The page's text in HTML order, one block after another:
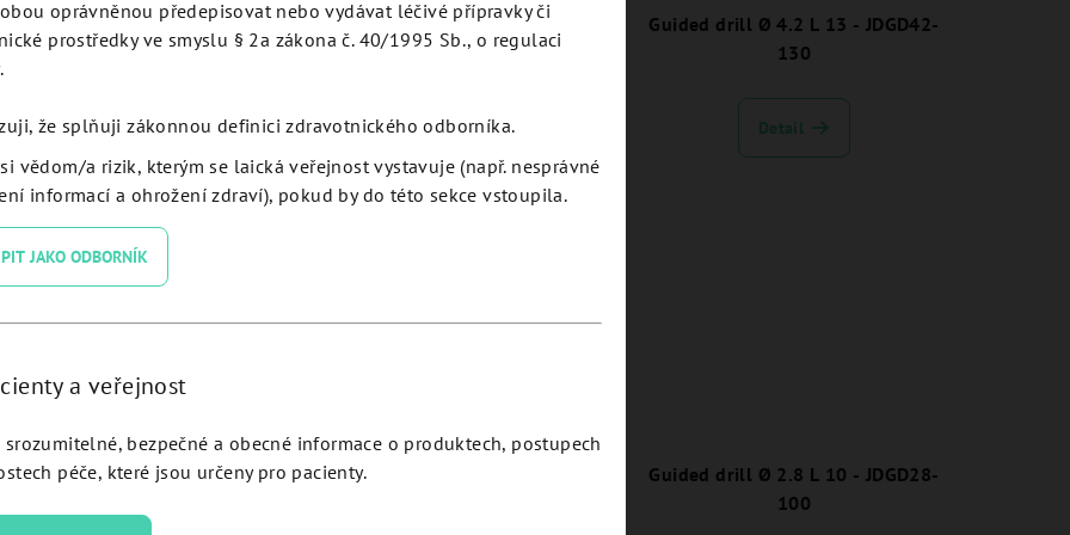
Ø 2.8 L 8 - JDGD28-080
Detail
Guided Drill Ø 2.4 L18 - JDGD24-
180
Detail
Guided drill Ø 4.2 L 13 - JDGD42-
130
Detail
JDEvolution Long -
Guided Drill Ø 2.4 L 20 - JDGD24-
Guided drill Ø 2.8 L 10 - JDGD28-
100
oprávněnou předepisovat nebo vydávat léčivé přípravky či
prostředky ve smyslu § 2a zákona č. 40/1995 Sb., o regulaci
že splňuji zákonnou definici zdravotnického odborníka.
si vědom/a rizik, kterým se laická veřejnost vystavuje (např. nesprávné
informací a ohrožení zdraví), pokud by do této sekce vstoupila.
JAKO ODBORNÍK
a veřejnost
srozumitelné, bezpečné a obecné informace o produktech, postupech
péče, které jsou určeny pro pacienty.